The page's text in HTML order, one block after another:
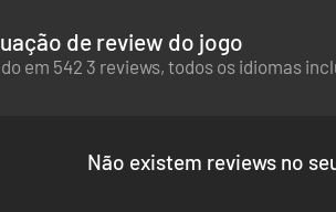
de review do jogo
em 542 3 reviews, todos os idiomas
Não existem reviews no